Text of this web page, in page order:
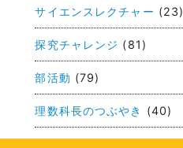
サイエンスレクチャー (23)
探究チャレンジ (81)
部活動 (79)
理数科長のつぶやき (40)